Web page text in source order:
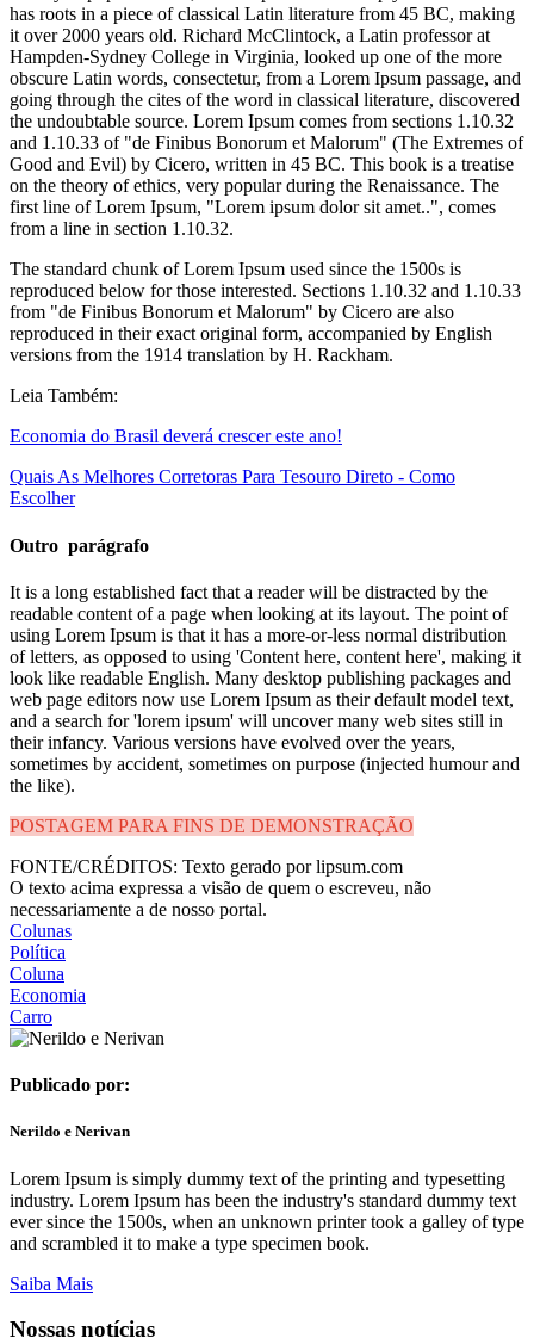
has roots in a piece of classical Latin literature from 45 BC, making
it over 2000 years old. Richard McClintock, a Latin professor at
Hampden-Sydney College in Virginia, looked up one of the more
obscure Latin words, consectetur, from a Lorem Ipsum passage, and
going through the cites of the word in classical literature, discovered
the undoubtable source. Lorem Ipsum comes from sections 1.10.32
and 1.10.33 of "de Finibus Bonorum et Malorum" (The Extremes of
Good and Evil) by Cicero, written in 45 BC. This book is a treatise
on the theory of ethics, very popular during the Renaissance. The
first line of Lorem Ipsum, "Lorem ipsum dolor sit amet..", comes
from a line in section 1.10.32.
The standard chunk of Lorem Ipsum used since the 1500s is
reproduced below for those interested. Sections 1.10.32 and 1.10.33
from "de Finibus Bonorum et Malorum" by Cicero are also
reproduced in their exact original form, accompanied by English
versions from the 1914 translation by H. Rackham.
Leia Também:
Economia do Brasil deverá crescer este ano!
Quais As Melhores Corretoras Para Tesouro Direto - Como
Escolher
Outro parágrafo
It is a long established fact that a reader will be distracted by the
readable content of a page when looking at its layout. The point of
using Lorem Ipsum is that it has a more-or-less normal distribution
of letters, as opposed to using 'Content here, content here', making it
look like readable English. Many desktop publishing packages and
web page editors now use Lorem Ipsum as their default model text,
and a search for 'lorem ipsum' will uncover many web sites still in
their infancy. Various versions have evolved over the years,
sometimes by accident, sometimes on purpose (injected humour and
the like).
POSTAGEM PARA FINS DE DEMONSTRAÇÃO
FONTE/CRÉDITOS: Texto gerado por lipsum.com
O texto acima expressa a visão de quem o escreveu, não
necessariamente a de nosso portal.
Colunas
Política
Coluna
Economia
Carro
Publicado por:
Nerildo e Nerivan
Lorem Ipsum is simply dummy text of the printing and typesetting
industry. Lorem Ipsum has been the industry's standard dummy text
ever since the 1500s, when an unknown printer took a galley of type
and scrambled it to make a type specimen book.
Saiba Mais
Nossas notícias